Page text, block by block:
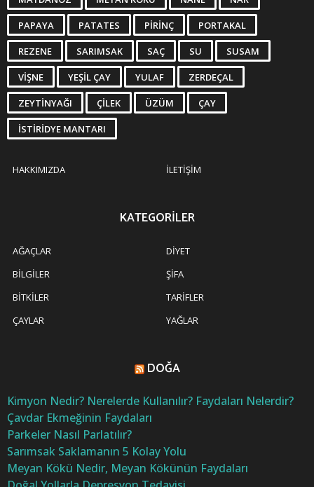
PAPAYA PATATES PIRINÇ PORTAKAL
REZENE SARIMSAK SAÇ SU SUSAM
VIŞNE YEŞIL ÇAY YULAF ZERDEÇAL
ZEYTINYAĞI ÇILEK ÜZÜM ÇAY
İSTIRIDYE MANTARI
HAKKIMIZDA İLETIŞIM
KATEGORILER
AĞAÇLAR
BILGILER
BITKILER
ÇAYLAR
DIYET
ŞIFA
TARIFLER
YAĞLAR
DOĞA
Kimyon Nedir? Nerelerde Kullanılır? Faydaları Nelerdir?
Çavdar Ekmeğinin Faydaları
Parkeler Nasıl Parlatılır?
Sarımsak Saklamanın 5 Kolay Yolu
Meyan Kökü Nedir, Meyan Kökünün Faydaları